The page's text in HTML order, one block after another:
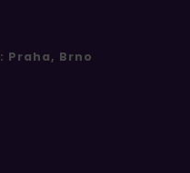
Praha, Brno